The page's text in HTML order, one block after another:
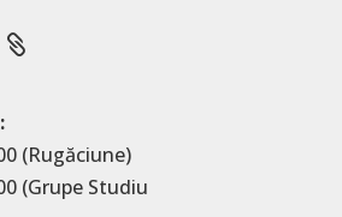

(Rugăciune)
(Grupe Studiu